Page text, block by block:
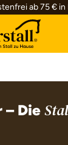
ab 75 € in
– Die